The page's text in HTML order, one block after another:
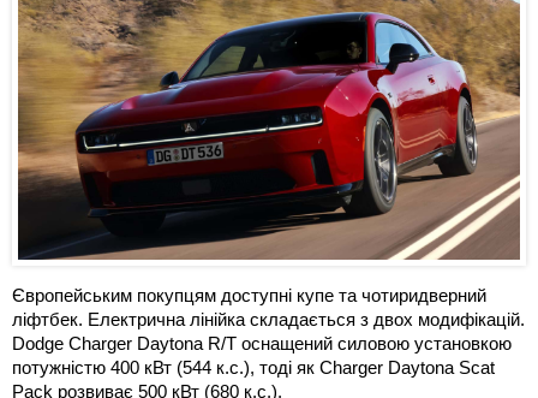
Європейським покупцям доступні купе та чотиридверний
ліфтбек. Електрична лінійка складається з двох модифікацій.
Dodge Charger Daytona R/T оснащений силовою установкою
потужністю 400 кВт (544 к.с.), тоді як Charger Daytona Scat
Pack розвиває 500 кВт (680 к.с.).